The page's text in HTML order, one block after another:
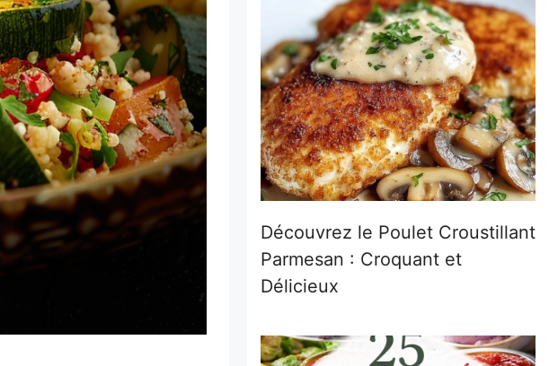
Découvrez le Poulet Croustillant
Parmesan : Croquant et
Délicieux